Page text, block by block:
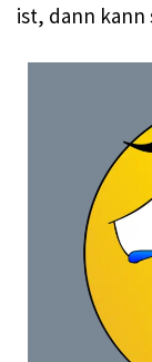
ist, dann kann